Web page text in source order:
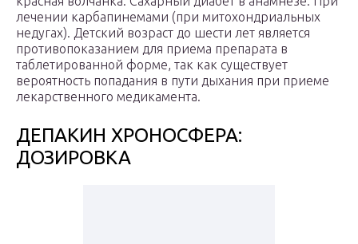
лечении карбапинемами (при митохондриальных
недугах). Детский возраст до шести лет является
противопоказанием для приема препарата в
таблетированной форме, так как существует
вероятность попадания в пути дыхания при приеме
лекарственного медикамента.
ДЕПАКИН ХРОНОСФЕРА:
ДОЗИРОВКА